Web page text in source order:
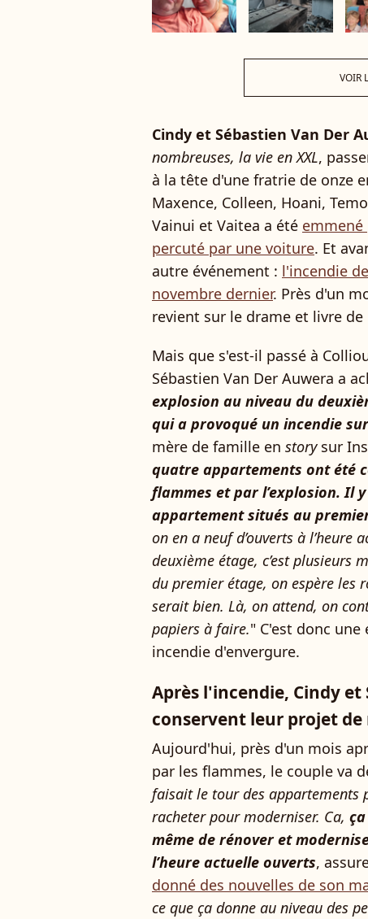
VOIR
Cindy et Sébastien Van Der
nombreuses, la vie en XXL,
à la tête d'une fratrie de onze
Maxence, Colleen, Hoani,
Vainui et Vaitea a été
percuté par une voiture. Et
autre événement : l'incendie
novembre dernier. Près d'un
revient sur le drame et livre
Mais que s'est-il passé à
Sébastien Van Der Auwera a
explosion au niveau du
qui a provoqué un incendie
mère de famille en story sur
quatre appartements ont été
flammes et par l’explosion. Il
appartement situés au
on en a neuf d’ouverts à
deuxième étage, c’est plusieurs
du premier étage, on espère les
serait bien. Là, on attend, on
papiers à faire." C'est donc
incendie d'envergure.
Après l'incendie, Cindy et
conservent leur projet
Aujourd'hui, près d'un mois
par les flammes, le couple va
faisait le tour des appartements
racheter pour moderniser. Ca,
même de rénover et
l’heure actuelle ouverts,
donné des nouvelles de son
ce que ça donne au niveau des